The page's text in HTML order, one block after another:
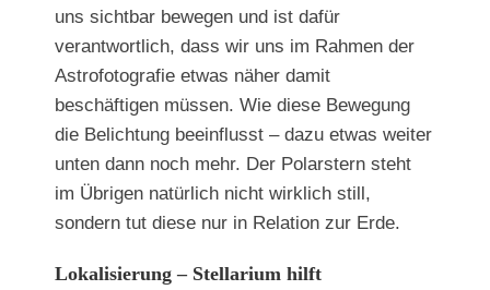
uns sichtbar bewegen und ist dafür
verantwortlich, dass wir uns im Rahmen der
Astrofotografie etwas näher damit
beschäftigen müssen. Wie diese Bewegung
die Belichtung beeinflusst – dazu etwas weiter
unten dann noch mehr. Der Polarstern steht
im Übrigen natürlich nicht wirklich still,
sondern tut diese nur in Relation zur Erde.
Lokalisierung – Stellarium hilft